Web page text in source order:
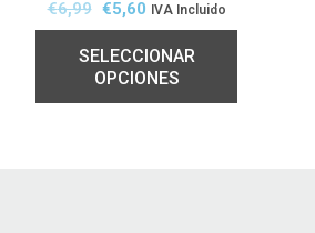
€6,99 €5,60 IVA Incluido
SELECCIONAR
OPCIONES